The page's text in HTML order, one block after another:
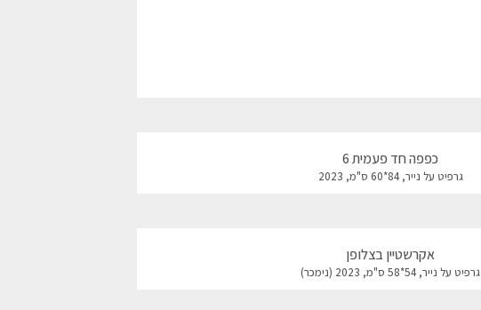
כפפה חד פעמית 6
גרפיט על נייר, 84*60 ס"מ, 2023
אקרשטיין בצלופן
גרפיט על נייר, 54*58 ס"מ, 2023 (נימכר)